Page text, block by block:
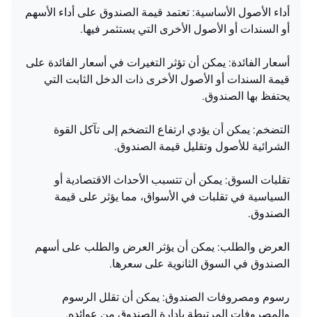
أداء الأصول الأساسية: تعتمد قيمة الصندوق على أداء الأسهم
أو السندات أو الأصول الأخرى التي يستثمر فيها.
أسعار الفائدة: يمكن أن تؤثر التغيرات في أسعار الفائدة على
قيمة السندات أو الأصول الأخرى ذات الدخل الثابت التي
يحتفظ بها الصندوق.
التضخم: يمكن أن يؤدي ارتفاع التضخم إلى تآكل القوة
الشرائية للأصول وتقليل قيمة الصندوق.
تقلبات السوق: يمكن أن تتسبب الأحداث الاقتصادية أو
السياسية في تقلبات في الأسواق، مما يؤثر على قيمة
الصندوق.
العرض والطلب: يمكن أن يؤثر العرض والطلب على أسهم
الصندوق في السوق الثانوية على سعرها.
رسوم ومصروفات الصندوق: يمكن أن تقلل الرسوم
والمصروفات المرتبطة بإدارة الصندوق من عوائده.